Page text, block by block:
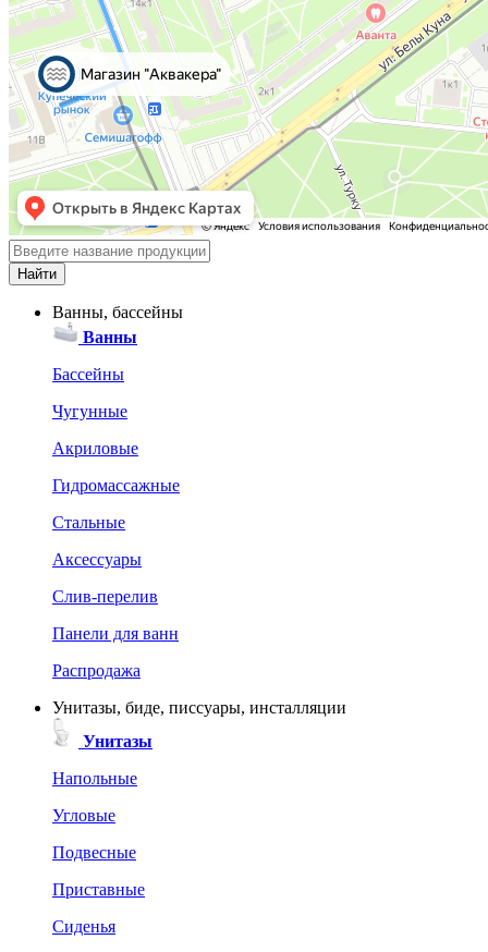
Ванны, бассейны
Ванны
Бассейны
Чугунные
Акриловые
Гидромассажные
Стальные
Аксессуары
Слив-перелив
Панели для ванн
Распродажа
Унитазы, биде, писсуары, инсталляции
Унитазы
Напольные
Угловые
Подвесные
Приставные
Сиденья